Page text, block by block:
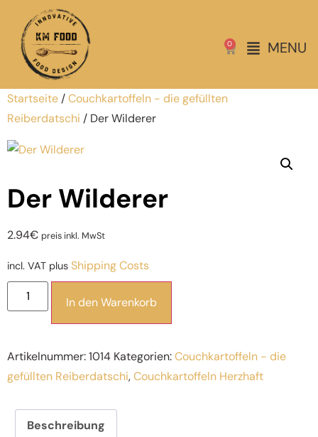
0 MENU
Startseite /Couchkartoffeln - die gefüllten
Reiberdatschi / Der Wilderer
Der Wilderer
2.94€ preis inkl. MwSt
incl. VAT plus Shipping Costs
In den Warenkorb
Artikelnummer:1014 Kategorien:Couchkartoffeln - die
gefüllten Reiberdatschi,Couchkartoffeln Herzhaft
Beschreibung